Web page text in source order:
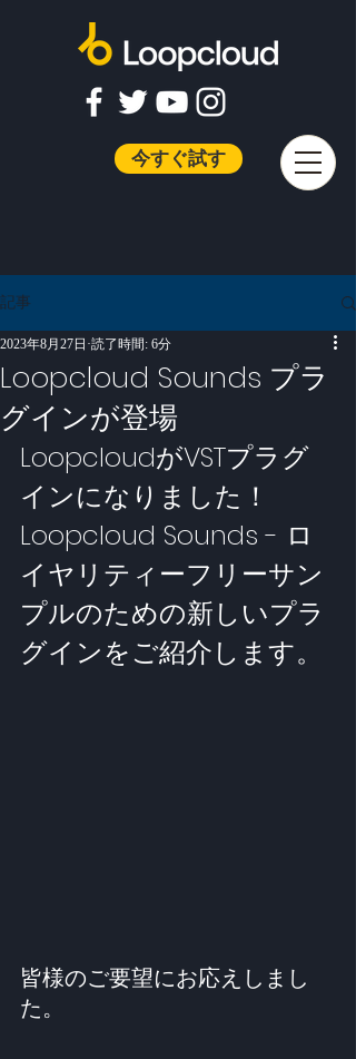
今すぐ試す
記事
Loopcloud Sounds プラ
グインが登場
2023年8月27日 読了時間: 6分
LoopcloudがVSTプラグ
インになりました！
Loopcloud Sounds - ロ
イヤリティーフリーサン
プルのための新しいプラ
グインをご紹介します。
皆様のご要望にお応えしまし
た。